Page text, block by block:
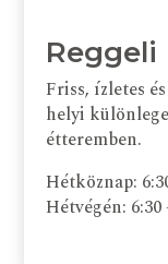
Reggeli
Friss, ízletes
helyi
étteremben.
Hétköznap:
Hétvégén: 6:30